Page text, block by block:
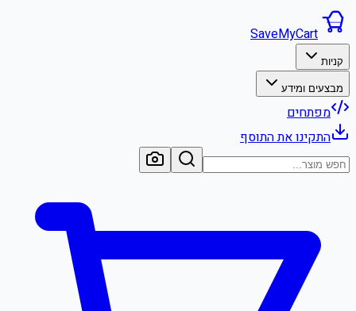
SaveMyCart
קניות
מבצעים ומידע
מפתחים
התקינו את התוסף